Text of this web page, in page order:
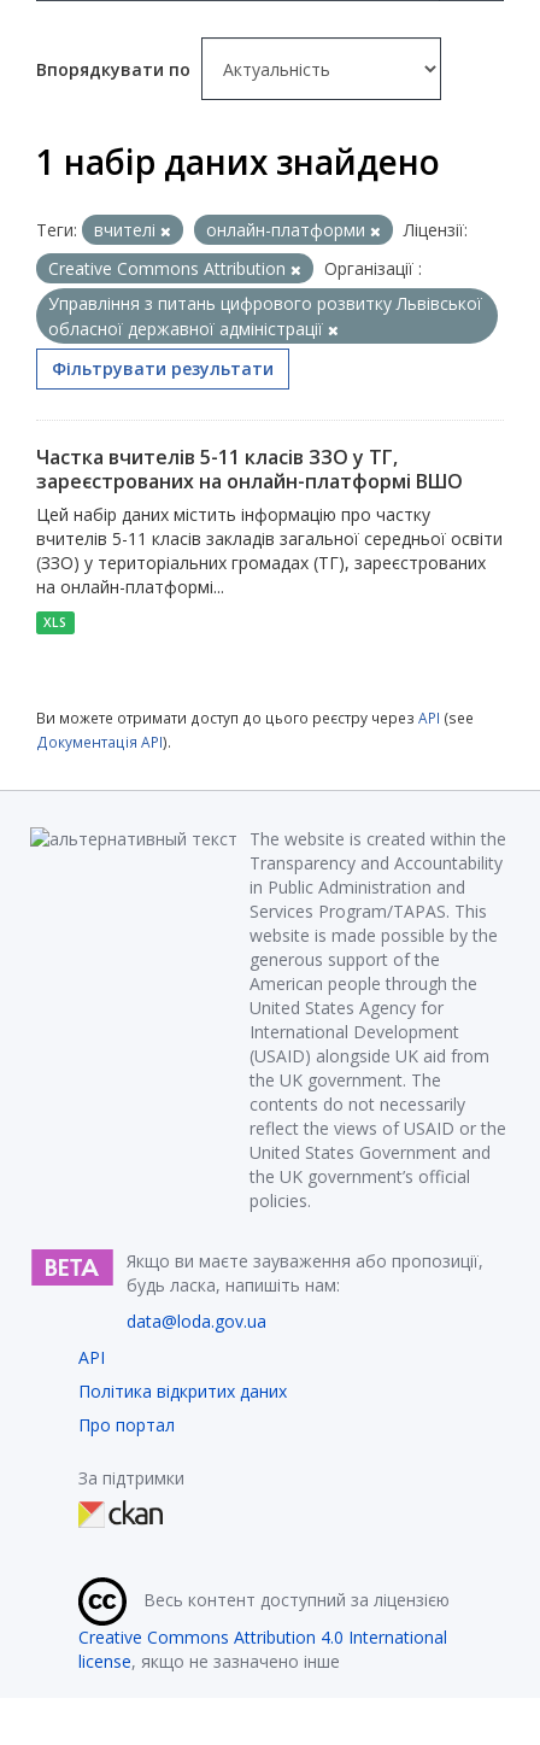
Впорядкувати по
1 набір даних знайдено
Теги: вчителі онлайн-платформи
Ліцензії:
Creative Commons Attribution
Організації :
Управління з питань цифрового розвитку Львівської
обласної державної адміністрації
Фільтрувати результати
Частка вчителів 5-11 класів ЗЗО у ТГ,
зареєстрованих на онлайн-платформі ВШО
Цей набір даних містить інформацію про частку
вчителів 5-11 класів закладів загальної середньої освіти
(ЗЗО) у територіальних громадах (ТГ), зареєстрованих
на онлайн-платформі...
XLS
Ви можете отримати доступ до цього реєстру через API (see
Документація API).
The website is created within the
Transparency and Accountability
in Public Administration and
Services Program/TAPAS. This
website is made possible by the
generous support of the
American people through the
United States Agency for
International Development
(USAID) alongside UK aid from
the UK government. The
contents do not necessarily
reflect the views of USAID or the
United States Government and
the UK government’s official
policies.
Якщо ви маєте зауваження або пропозиції,
будь ласка, напишіть нам:
data@loda.gov.ua
API
Політика відкритих даних
Про портал
За підтримки
Весь контент доступний за ліцензією
Creative Commons Attribution 4.0 International
license, якщо не зазначено інше